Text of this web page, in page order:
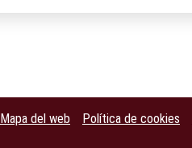
Mapa del web Política de cookies